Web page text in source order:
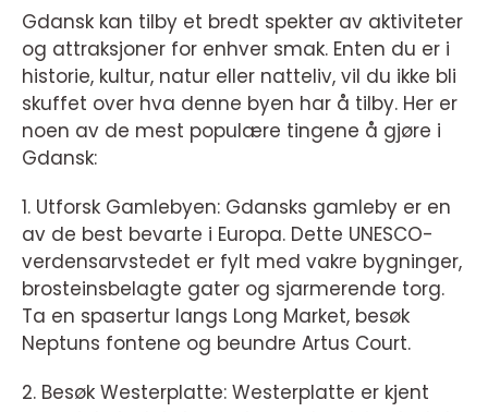
Gdansk kan tilby et bredt spekter av aktiviteter
og attraksjoner for enhver smak. Enten du er i
historie, kultur, natur eller natteliv, vil du ikke bli
skuffet over hva denne byen har å tilby. Her er
noen av de mest populære tingene å gjøre i
Gdansk:
1. Utforsk Gamlebyen: Gdansks gamleby er en
av de best bevarte i Europa. Dette UNESCO-
verdensarvstedet er fylt med vakre bygninger,
brosteinsbelagte gater og sjarmerende torg.
Ta en spasertur langs Long Market, besøk
Neptuns fontene og beundre Artus Court.
2. Besøk Westerplatte: Westerplatte er kjent